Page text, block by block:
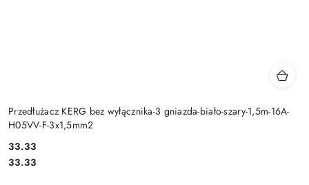
Przedłużacz KERG bez wyłącznika-3 gniazda-biało-szary-1,5m-16A-
H05VV-F-3x1,5mm2
Cena:
33.33
Cena:
33.33